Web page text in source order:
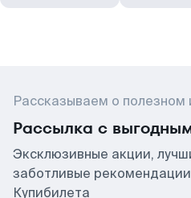
Рассказываем о полезном
Рассылка с
Эксклюзивные акции,
заботливые
Купибилета